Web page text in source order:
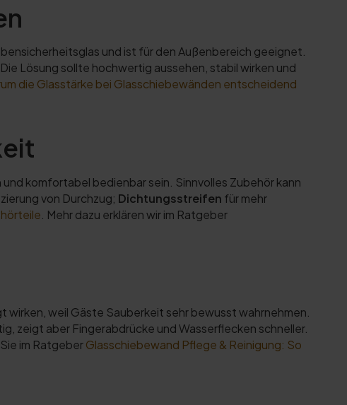
und ist für den Außenbereich geeignet.
Lösung sollte hochwertig aussehen, stabil wirken und
die Glasstärke bei Glasschiebewänden entscheidend
komfortabel bedienbar sein. Sinnvolles Zubehör kann
von Durchzug; Dichtungsstreifen für mehr
. Mehr dazu erklären wir im Ratgeber
weil Gäste Sauberkeit sehr bewusst wahrnehmen.
zeigt aber Fingerabdrücke und Wasserflecken schneller.
im RatgeberGlasschiebewand Pflege & Reinigung: So